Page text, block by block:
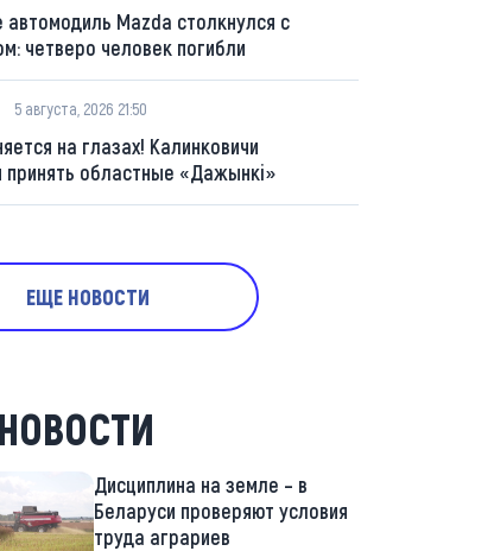
автомодиль Mazda столкнулся с
четверо человек погибли
5 августа, 2026 21:50
на глазах! Калинковичи
принять областные «Дажынкі»
ЕЩЕ НОВОСТИ
Дисциплина на земле – в
Беларуси проверяют условия
труда аграриев